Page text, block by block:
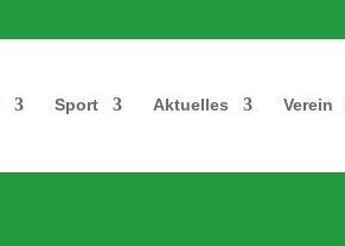
Sport Aktuelles Verein